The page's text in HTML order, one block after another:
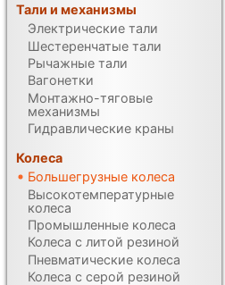
Тали и механизмы
Электрические тали
Шестеренчатые тали
Рычажные тали
Вагонетки
Монтажно-тяговые
механизмы
Гидравлические краны
Колеса
Большегрузные колеса
Высокотемпературные
колеса
Промышленные колеса
Колеса с литой резиной
Пневматические колеса
Колеса с серой резиной